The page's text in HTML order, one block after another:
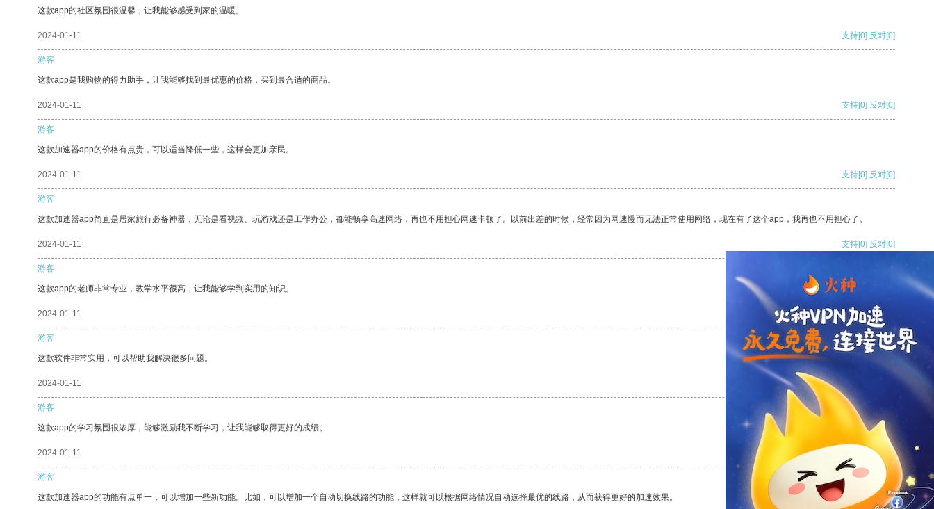
这款app的社区氛围很温馨，让我能够感受到家的温暖。
2024-01-11 支持[0] 反对[0]
游客
这款app是我购物的得力助手，让我能够找到最优惠的价格，买到最合适的商品。
2024-01-11 支持[0] 反对[0]
游客
这款加速器app的价格有点贵，可以适当降低一些，这样会更加亲民。
2024-01-11 支持[0] 反对[0]
游客
这款加速器app简直是居家旅行必备神器，无论是看视频、玩游戏还是工作办公，都能畅享高速网络，再也不用担心网速卡顿了。以前出差的时候，经常因为网速慢而无法正常使用网络，现在有了这个app，我再也不用担心了。
2024-01-11 支持[0] 反对[0]
游客
这款app的老师非常专业，教学水平很高，让我能够学到实用的知识。
2024-01-11 支持[0] 反对
游客
这款软件非常实用，可以帮助我解决很多问题。
2024-01-11 支持
游客
这款app的学习氛围很浓厚，能够激励我不断学习，让我能够取得更好的成绩。
2024-01-11 反对 [0]
游客
这款加速器app的功能有点单一，可以增加一些新功能。比如，可以增加一个自动切换线路的功能，这样就可以根据网络情况自动选择最优的线路，从而获得更好的加速效果。